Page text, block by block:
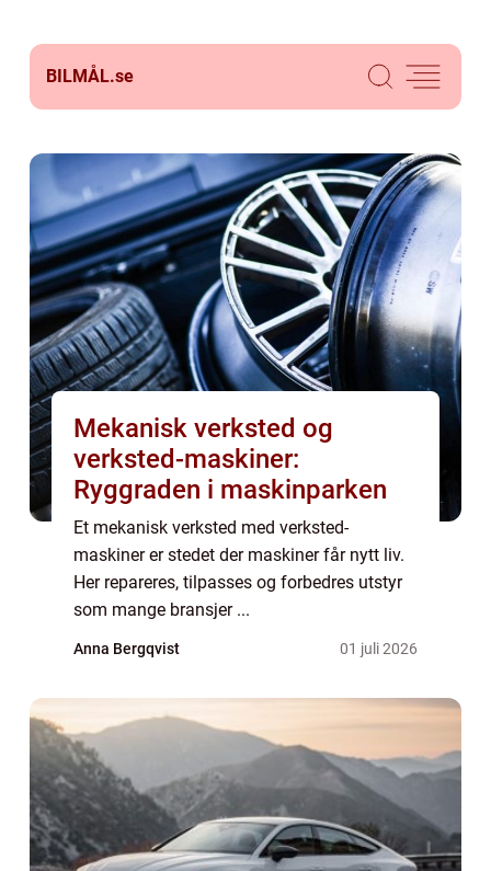
BILMÅL.se
Mekanisk verksted og
verksted-maskiner:
Ryggraden i maskinparken
Et mekanisk verksted med verksted-
maskiner er stedet der maskiner får nytt liv.
Her repareres, tilpasses og forbedres utstyr
som mange bransjer ...
Anna Bergqvist 01 juli 2026